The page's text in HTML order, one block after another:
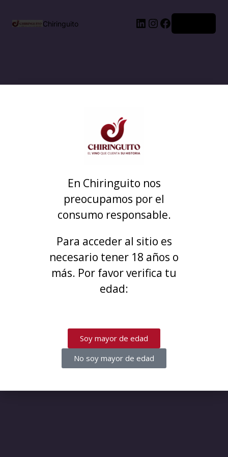
Chiringuito
¡Disculpa este desastre! Estamos
trabajando en algo increíble,
¡vuelve pronto!
En Chiringuito nos
preocupamos por el
consumo responsable.
Para acceder al sitio es
necesario tener 18 años o
más. Por favor verifica tu
edad:
Soy mayor de edad
No soy mayor de edad